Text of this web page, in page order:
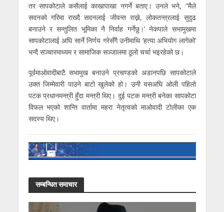
तर सापकोटाले कसैलाई काखापाखा नगर्ने बताए। उनले भने, “मैले
सदनको गरिमा राख्दै सदनलाई जीवन्त राख्ने, लोकतन्त्रलाई सुदृढ
बनाउने र सन्तुलित भूमिका नै निर्वाह गर्नेछु।’ नेकपाले सभामुखमा
सापकोटालाई अघि सार्ने निर्णय गरेसँगै उनीमाथि ‘हत्या अभियोग लागेको’
भन्दै सञ्चारमाध्यम र सामाजिक सञ्जालमा ठूलो चर्चा भइरहेको छ।
पूर्वमाओवादीबाटै सभामुख बनाउने प्रचण्डको अडानपछि सापकोटाले
उक्त जिम्मेवारी पाउने बाटो खुलेको हो। उनी यसअघि ओली पहिलो
पटक प्रधानमन्त्री हुँदा मन्त्री थिए। दुई पटक मन्त्री बनेका सापकोटा
विफल भएको शान्ति वार्तामा महरा नेतृत्वको माओवादी टोलीका एक
सदस्य थिए।
सम्बन्धित समाचार